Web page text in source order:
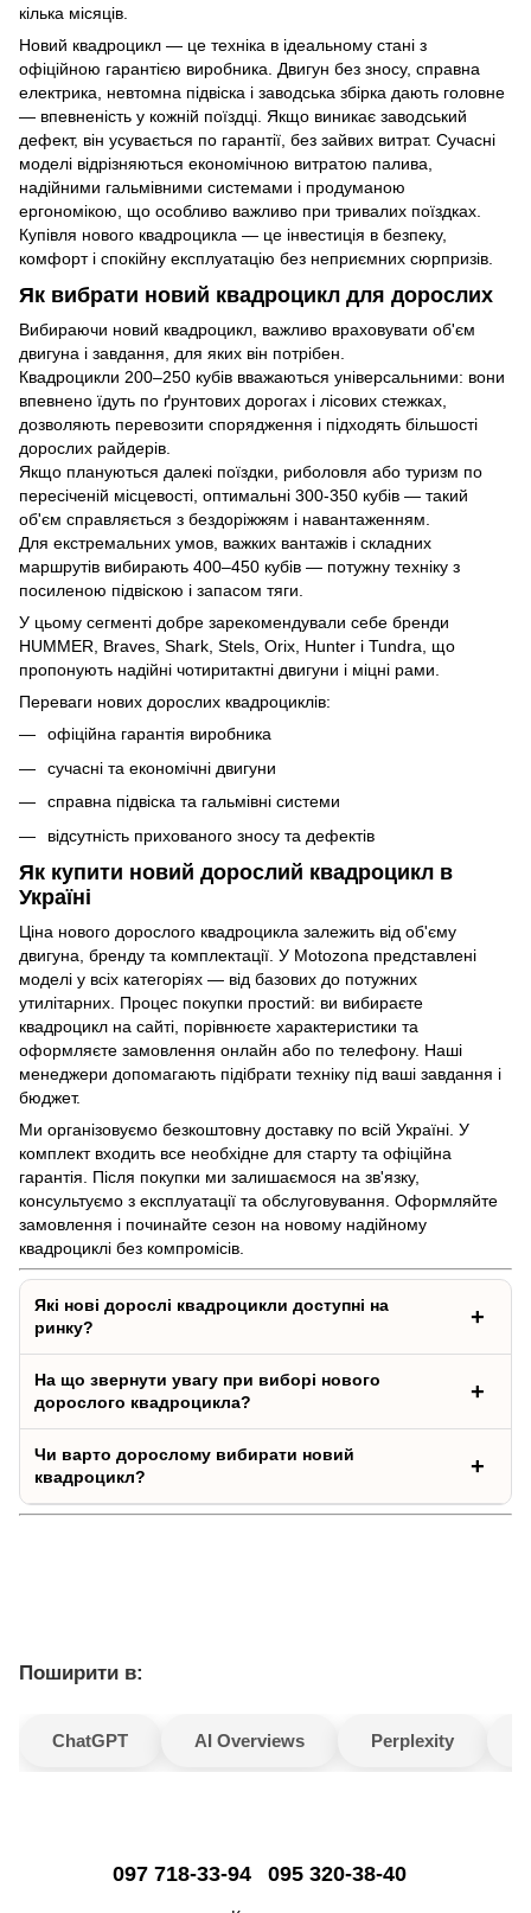
кілька місяців.
Новий квадроцикл — це техніка в ідеальному стані з
офіційною гарантією виробника. Двигун без зносу, справна
електрика, невтомна підвіска і заводська збірка дають головне
— впевненість у кожній поїздці. Якщо виникає заводський
дефект, він усувається по гарантії, без зайвих витрат. Сучасні
моделі відрізняються економічною витратою палива,
надійними гальмівними системами і продуманою
ергономікою, що особливо важливо при тривалих поїздках.
Купівля нового квадроцикла — це інвестиція в безпеку,
комфорт і спокійну експлуатацію без неприємних сюрпризів.
Як вибрати новий квадроцикл для дорослих
Вибираючи новий квадроцикл, важливо враховувати об'єм
двигуна і завдання, для яких він потрібен.
Квадроцикли 200–250 кубів вважаються універсальними: вони
впевнено їдуть по ґрунтових дорогах і лісових стежках,
дозволяють перевозити спорядження і підходять більшості
дорослих райдерів.
Якщо плануються далекі поїздки, риболовля або туризм по
пересіченій місцевості, оптимальні 300-350 кубів — такий
об'єм справляється з бездоріжжям і навантаженням.
Для екстремальних умов, важких вантажів і складних
маршрутів вибирають 400–450 кубів — потужну техніку з
посиленою підвіскою і запасом тяги.
У цьому сегменті добре зарекомендували себе бренди
HUMMER, Braves, Shark, Stels, Orix, Hunter і Tundra, що
пропонують надійні чотиритактні двигуни і міцні рами.
Переваги нових дорослих квадроциклів:
офіційна гарантія виробника
сучасні та економічні двигуни
справна підвіска та гальмівні системи
відсутність прихованого зносу та дефектів
Як купити новий дорослий квадроцикл в
Україні
Ціна нового дорослого квадроцикла залежить від об'єму
двигуна, бренду та комплектації. У Motozona представлені
моделі у всіх категоріях — від базових до потужних
утилітарних. Процес покупки простий: ви вибираєте
квадроцикл на сайті, порівнюєте характеристики та
оформляєте замовлення онлайн або по телефону. Наші
менеджери допомагають підібрати техніку під ваші завдання і
бюджет.
Ми організовуємо безкоштовну доставку по всій Україні. У
комплект входить все необхідне для старту та офіційна
гарантія. Після покупки ми залишаємося на зв'язку,
консультуємо з експлуатації та обслуговування. Оформляйте
замовлення і починайте сезон на новому надійному
квадроциклі без компромісів.
Які нові дорослі квадроцикли доступні на
ринку?
На що звернути увагу при виборі нового
дорослого квадроцикла?
Чи варто дорослому вибирати новий
квадроцикл?
Поширити в:
ChatGPT AI Overviews Perplexity
097 718-33-94 095 320-38-40